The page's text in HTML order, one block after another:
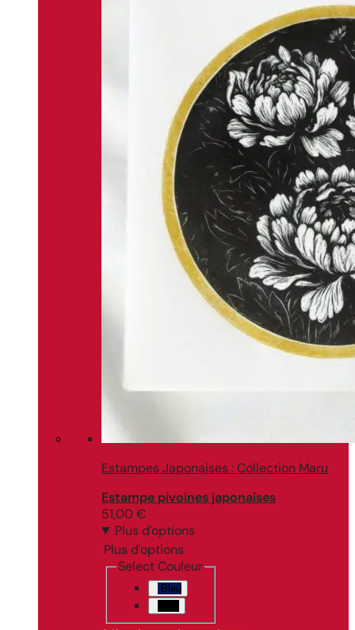
Estampes Japonaises : Collection Maru
Estampe pivoines japonaises
51,00 €
Plus d'options
Plus d'options
Select Couleur
Bleu